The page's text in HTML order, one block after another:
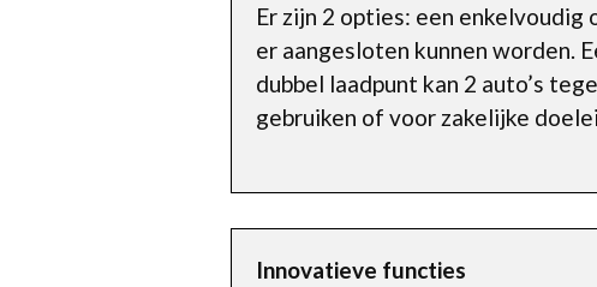
Er zijn 2 opties: een
er aangesloten kunnen worden.
dubbel laadpunt kan 2 auto’s
gebruiken of voor zakelijke
Innovatieve functies